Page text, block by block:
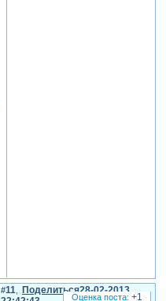
Поделиться
11
28-02-2013
+1